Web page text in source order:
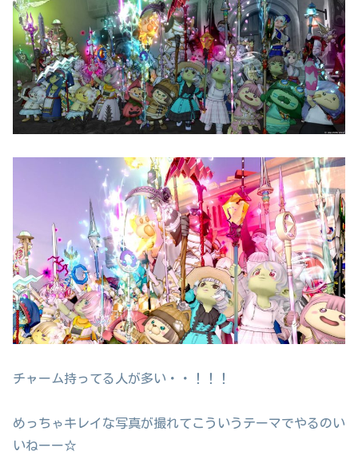
チャーム持ってる人が多い・・！！！
めっちゃキレイな写真が撮れてこういうテーマでやるのい
いねーー☆